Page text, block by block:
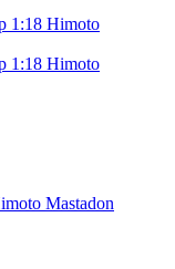
Mastadon